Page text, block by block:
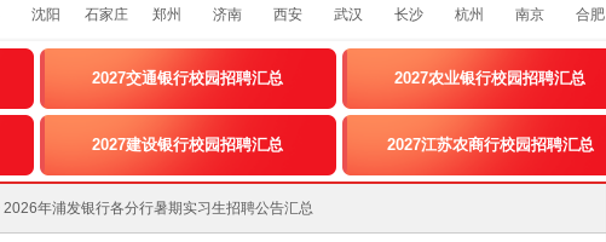
沈阳 石家庄 郑州 济南 西安 武汉 长沙 杭州 南京 合肥
2027交通银行校园招聘汇总 2027农业银行校园招聘汇总
2027建设银行校园招聘汇总 2027江苏农商行校园招聘汇总
> 2026年浦发银行各分行暑期实习生招聘公告汇总